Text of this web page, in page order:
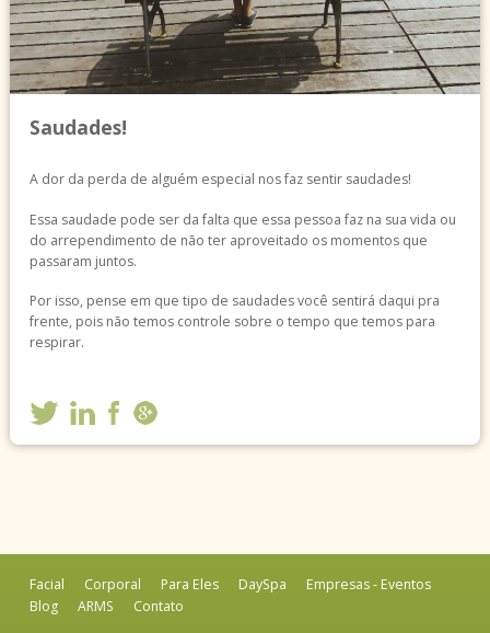
Saudades!
A dor da perda de alguém especial nos faz sentir saudades!
Essa saudade pode ser da falta que essa pessoa faz na sua vida ou
do arrependimento de não ter aproveitado os momentos que
passaram juntos.
Por isso, pense em que tipo de saudades você sentirá daqui pra
frente, pois não temos controle sobre o tempo que temos para
respirar.
Facial Corporal Para Eles DaySpa
Empresas - Eventos
Blog
ARMS Contato